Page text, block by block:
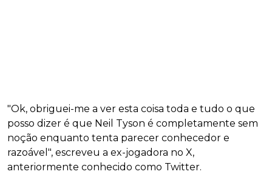
"Ok, obriguei-me a ver esta coisa toda e tudo o que
posso dizer é que Neil Tyson é completamente sem
noção enquanto tenta parecer conhecedor e
razoável", escreveu a ex-jogadora no X,
anteriormente conhecido como Twitter.